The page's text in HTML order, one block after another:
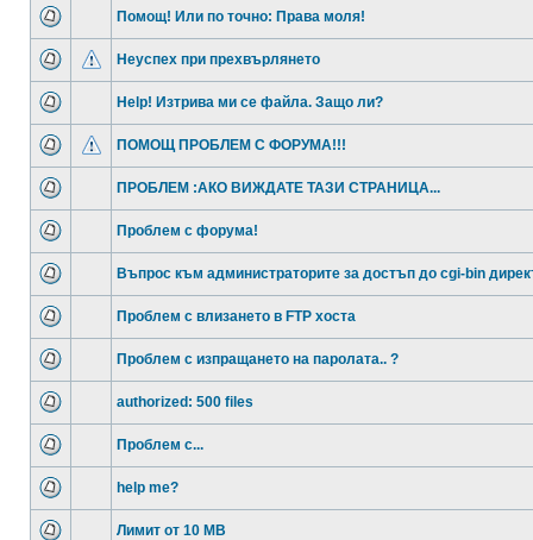
Помощ! Или по точно: Права моля!
Неуспех при прехвърлянето
Help! Изтрива ми се файла. Защо ли?
ПОМОЩ ПРОБЛЕМ С ФОРУМА!!!
ПРОБЛЕМ :АКО ВИЖДАТЕ ТАЗИ СТРАНИЦА...
Проблем с форума!
Въпрос към администраторите за достъп до cgi-bin
Проблем с влизането в FTP хоста
Проблем с изпращането на паролата.. ?
authorized: 500 files
Проблем с...
help me?
Лимит от 10 MB